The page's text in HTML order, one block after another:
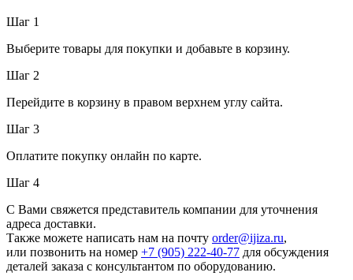
Шаг 1
Выберите товары для покупки и добавьте в корзину.
Шаг 2
Перейдите в корзину в правом верхнем углу сайта.
Шаг 3
Оплатите покупку онлайн по карте.
Шаг 4
С Вами свяжется представитель компании для уточнения
адреса доставки.
Также можете написать нам на почту order@ijiza.ru,
или позвонить на номер +7 (905) 222‑40‑77 для обсуждения
деталей заказа с консультантом по оборудованию.